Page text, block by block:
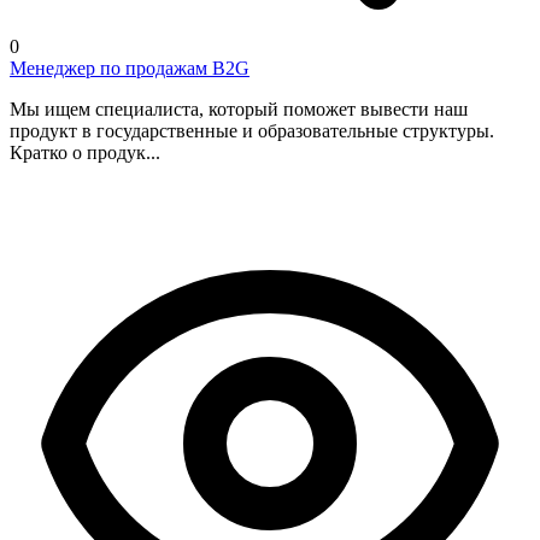
0
Менеджер по продажам B2G
Мы ищем специалиста, который поможет вывести наш
продукт в государственные и образовательные структуры.
Кратко о продук...